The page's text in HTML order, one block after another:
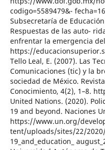
codigo=5589479&-
Subsecretaría de
Respuestas de las auto-
enfrentar la emergencia
https://
Tello Leal, E. (2007). Las
Comunicaciones (tic) y la
sociedad de México.
Conocimiento, 4(2), 1–8.
United Nations. (2020).
19 and beyond. Naciones
https://www.un.org/
tent/uploads/sites/22/
19_and_education_